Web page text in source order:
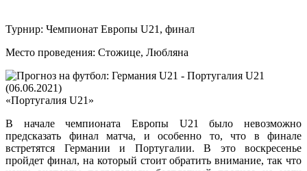
Турнир: Чемпионат Европы U21, финал
Место проведения: Стожице, Любляна
«Португалия U21»
В начале чемпионата Европы U21 было невозможно
предсказать финал матча, и особенно то, что в финале
встретятся Германии и Португалии. В это воскресенье
пройдет финал, на который стоит обратить внимание, так что